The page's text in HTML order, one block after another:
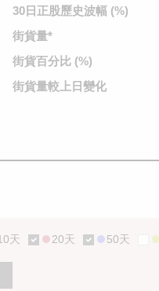
30日正股歷史波幅 (%)
街貨量*
街貨百分比 (%)
街貨量較 上日變化
天 20天 50天